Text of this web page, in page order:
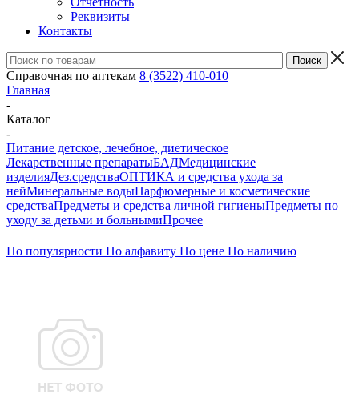
Реквизиты
Контакты
Справочная по аптекам 8 (3522) 410-010
Главная
-
Каталог
-
Питание детское, лечебное, диетическое
Лекарственные препаратыБАДМедицинские
изделияДез.средстваОПТИКА и средства ухода за
нейМинеральные водыПарфюмерные и косметические
средстваПредметы и средства личной гигиеныПредметы по
уходу за детьми и больнымиПрочее
По популярности По алфавиту По цене По наличию